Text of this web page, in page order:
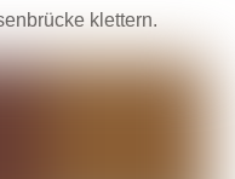
klettern.